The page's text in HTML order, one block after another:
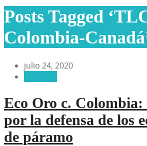
Posts Tagged
Colombia-
julio 24, 2020
Eco Oro c. Colombia:
por la defensa de los
de páramo